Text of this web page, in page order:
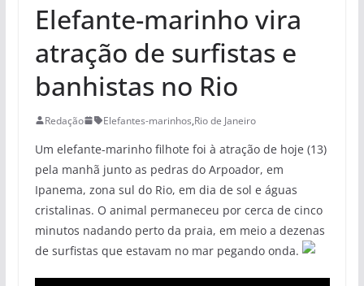
Elefante-marinho vira
atração de surfistas e
banhistas no Rio
Redação Elefantes-marinhos,Rio de Janeiro
Um elefante-marinho filhote foi à atração de hoje (13)
pela manhã junto as pedras do Arpoador, em
Ipanema, zona sul do Rio, em dia de sol e águas
cristalinas. O animal permaneceu por cerca de cinco
minutos nadando perto da praia, em meio a dezenas
de surfistas que estavam no mar pegando onda.